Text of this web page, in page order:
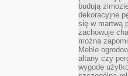
budują
dekoracyjne
się w martwą
zachowuje
można
Meble
altany czy
wygodę